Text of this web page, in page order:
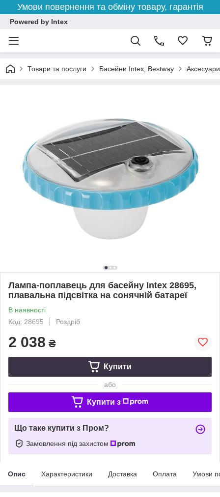
Умови повернення та обміну товару, гарантія
Powered by Intex
Товари та послуги Басейни Intex, Bestway
Лампа-поплавець для басейну Intex 28695,
плавальна підсвітка на сонячній батареї
В наявності
Код: 28695
Роздріб
2 038 ₴
Купити
або
Купити з
Що таке купити з Пром?
Замовлення під захистом
Опис Характеристики Доставка Оплата Умови